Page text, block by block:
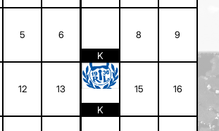
5 6
K
8 9
12 13
14
K
15 16